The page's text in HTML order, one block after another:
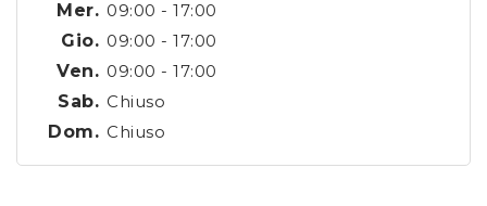
Mer. 09:00 - 17:00
Gio. 09:00 - 17:00
Ven. 09:00 - 17:00
Sab. Chiuso
Dom. Chiuso